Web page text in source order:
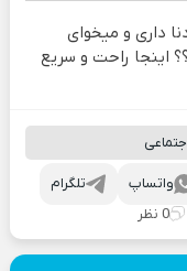
داری و میخوای
اینجا راحت و سریع
تلگرام واتساپ
0 نظر